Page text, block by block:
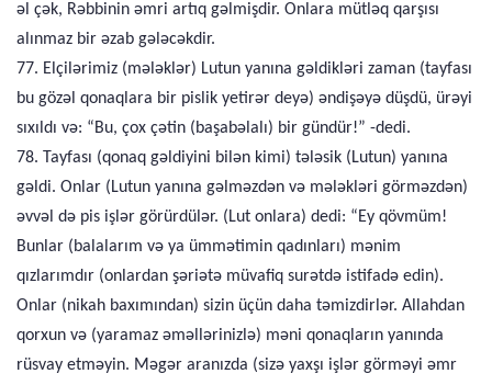
əl çək, Rəbbinin əmri artıq gəlmişdir. Onlara mütləq qarşısı
alınmaz bir əzab gələcəkdir.
77. Elçilərimiz (mələklər) Lutun yanına gəldikləri zaman (tayfası
bu gözəl qonaqlara bir pislik yetirər deyə) əndişəyə düşdü, ürəyi
sıxıldı və: “Bu, çox çətin (başabəlalı) bir gündür!” -dedi.
78. Tayfası (qonaq gəldiyini bilən kimi) tələsik (Lutun) yanına
gəldi. Onlar (Lutun yanına gəlməzdən və mələkləri görməzdən)
əvvəl də pis işlər görürdülər. (Lut onlara) dedi: “Ey qövmüm!
Bunlar (balalarım və ya ümmətimin qadınları) mənim
qızlarımdır (onlardan şəriətə müvafiq surətdə istifadə edin).
Onlar (nikah baxımından) sizin üçün daha təmizdirlər. Allahdan
qorxun və (yaramaz əməllərinizlə) məni qonaqların yanında
rüsvay etməyin. Məgər aranızda (sizə yaxşı işlər görməyi əmr